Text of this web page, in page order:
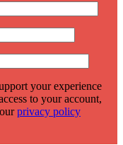
your experience
to your account,
privacy policy